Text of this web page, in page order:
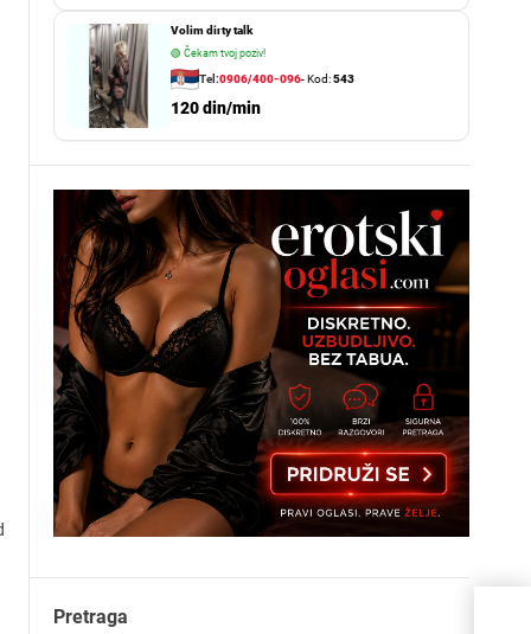
Volim dirty talk
🟢 Čekam tvoj poziv!
Tel:0906/400-096- Kod:543
120 din/min
Pretraga